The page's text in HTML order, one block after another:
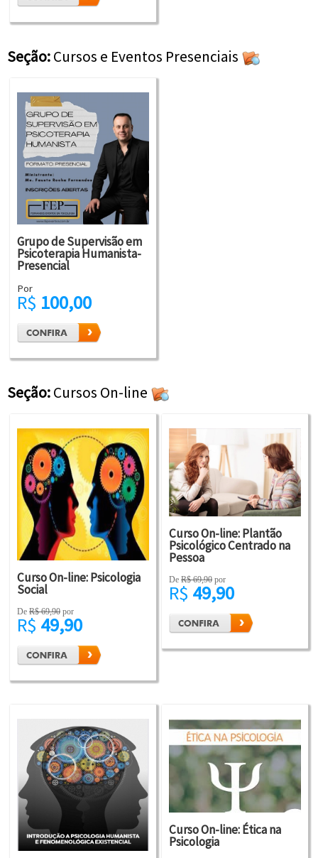
Seção:Cursos e Eventos Presenciais
Grupo de Supervisão em
Psicoterapia Humanista-
Presencial
Por
R$ 100,00
Seção:Cursos On-line
Curso On-line: Psicologia
Social
De R$ 69,90 por
R$ 49,90
Curso On-line: Plantão
Psicológico Centrado na
Pessoa
De R$ 69,90 por
R$ 49,90
Curso On-line: Ética na
Psicologia